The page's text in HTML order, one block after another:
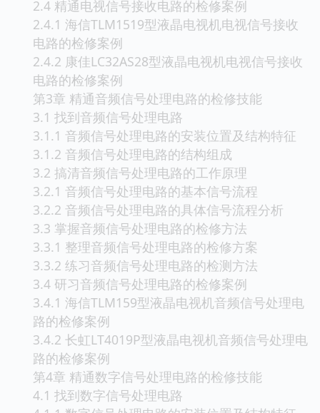
2.4 精通电视信号接收电路的检修案例
2.4.1 海信TLM1519型液晶电视机电视信号接收
电路的检修案例
2.4.2 康佳LC32AS28型液晶电视机电视信号接收
电路的检修案例
第3章 精通音频信号处理电路的检修技能
3.1 找到音频信号处理电路
3.1.1 音频信号处理电路的安装位置及结构特征
3.1.2 音频信号处理电路的结构组成
3.2 搞清音频信号处理电路的工作原理
3.2.1 音频信号处理电路的基本信号流程
3.2.2 音频信号处理电路的具体信号流程分析
3.3 掌握音频信号处理电路的检修方法
3.3.1 整理音频信号处理电路的检修方案
3.3.2 练习音频信号处理电路的检测方法
3.4 研习音频信号处理电路的检修案例
3.4.1 海信TLM159型液晶电视机音频信号处理电
路的检修案例
3.4.2 长虹LT4019P型液晶电视机音频信号处理电
路的检修案例
第4章 精通数字信号处理电路的检修技能
4.1 找到数字信号处理电路